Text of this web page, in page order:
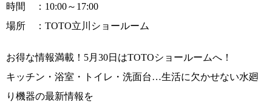
時間 ：10:00～17:00
場所 ：TOTO立川ショールーム
お得な情報満載！5月30日はTOTOショールームへ！
キッチン・浴室・トイレ・洗面台…生活に欠かせない水廻
り機器の最新情報を